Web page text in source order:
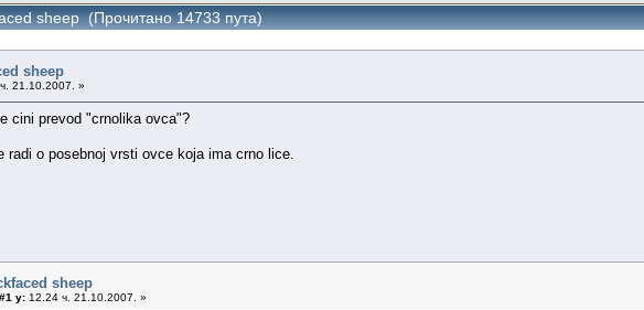
sheep (Прочитано 14733 пута)
sheep
21.10.2007. »
cini prevod "crnolika ovca"?
radi o posebnoj vrsti ovce koja ima crno lice.
sheep
у: 12.24 ч. 21.10.2007. »